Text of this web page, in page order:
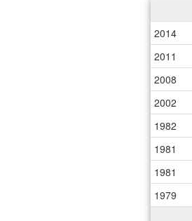
2014
2011
2008
2002
1982
1981
1981
1979